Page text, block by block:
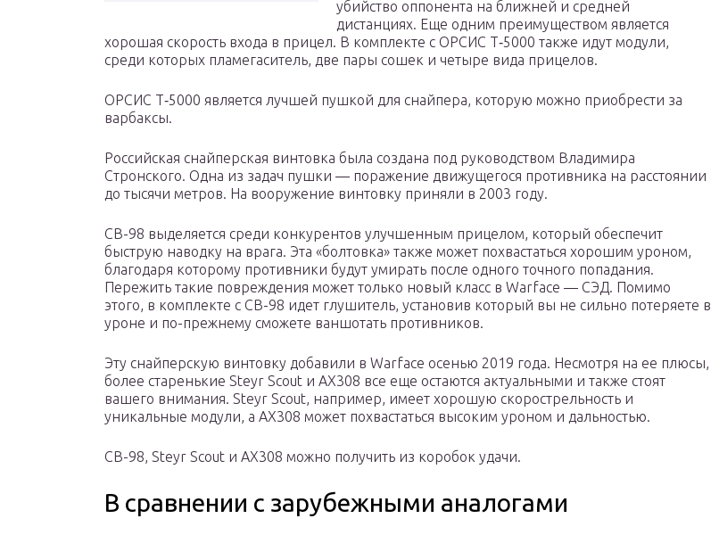
убийство оппонента на ближней и средней
дистанциях. Еще одним преимуществом является
хорошая скорость входа в прицел. В комплекте с ОРСИС Т‐5000 также идут модули,
среди которых пламегаситель, две пары сошек и четыре вида прицелов.
ОРСИС Т‐5000 является лучшей пушкой для снайпера, которую можно приобрести за
варбаксы.
Российская снайперская винтовка была создана под руководством Владимира
Стронского. Одна из задач пушки — поражение движущегося противника на расстоянии
до тысячи метров. На вооружение винтовку приняли в 2003 году.
СВ-98 выделяется среди конкурентов улучшенным прицелом, который обеспечит
быструю наводку на врага. Эта «болтовка» также может похвастаться хорошим уроном,
благодаря которому противники будут умирать после одного точного попадания.
Пережить такие повреждения может только новый класс в Warface — СЭД. Помимо
этого, в комплекте с СВ-98 идет глушитель, установив который вы не сильно потеряете в
уроне и по-прежнему сможете ваншотать противников.
Эту снайперскую винтовку добавили в Warface осенью 2019 года. Несмотря на ее плюсы,
более старенькие Steyr Scout и AX308 все еще остаются актуальными и также стоят
вашего внимания. Steyr Scout, например, имеет хорошую скорострельность и
уникальные модули, а AX308 может похвастаться высоким уроном и дальностью.
СВ-98, Steyr Scout и AX308 можно получить из коробок удачи.
В сравнении с зарубежными аналогами